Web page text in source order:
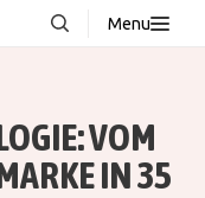
Menu
Produkte
VOM
IN 35 J